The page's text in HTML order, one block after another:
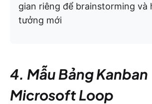
gian riêng để brainstorming và
tưởng mới
4. Mẫu Bảng Kanban
Microsoft Loop